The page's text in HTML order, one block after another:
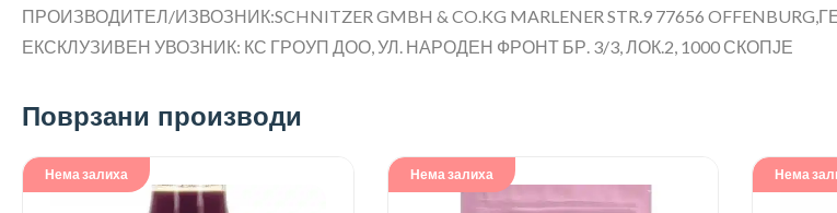
ПРОИЗВОДИТЕЛ/ИЗВОЗНИК:SCHNITZER GMBH & CO.KG MARLENER STR.9 77656
ЕКСКЛУЗИВЕН УВОЗНИК: КС ГРОУП ДОО, УЛ. НАРОДЕН ФРОНТ БР. 3/3, ЛОК.2, 1000 СКОПЈЕ
Поврзани производи
Нема залиха Нема залиха Нема